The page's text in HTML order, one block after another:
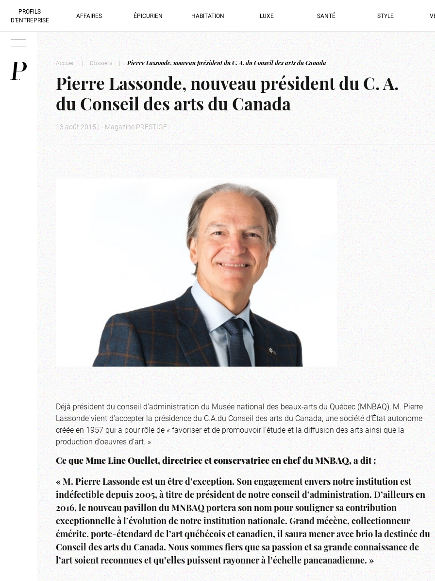
PROFILS
D’ENTREPRISE
AFFAIRES ÉPICURIEN HABITATION LUXE SANTÉ STYLE
Accueil | Dossiers | Pierre Lassonde, nouveau président du C. A. du Conseil des arts du Canada
Pierre Lassonde, nouveau président du C. A.
du Conseil des arts du Canada
13 août 2015 | - Magazine PRESTIGE -
Déjà président du conseil d’administration du Musée national des beaux-arts du Québec (MNBAQ), M. Pierre
Lassonde vient d'accepter la présidence du C.A.du Conseil des arts du Canada, une société d’État autonome
créée en 1957 qui a pour rôle de « favoriser et de promouvoir l’étude et la diffusion des arts ainsi que la
production d’oeuvres d’art. »
Ce que Mme Line Ouellet, directrice et conservatrice en chef du MNBAQ, a dit :
« M. Pierre Lassonde est un être d’exception. Son engagement envers notre institution est
indéfectible depuis 2005, à titre de président de notre conseil d’administration. D’ailleurs en
2016, le nouveau pavillon du MNBAQ portera son nom pour souligner sa contribution
exceptionnelle à l’évolution de notre institution nationale. Grand mécène, collectionneur
émérite, porte-étendard de l’art québécois et canadien, il saura mener avec brio la destinée du
Conseil des arts du Canada. Nous sommes fiers que sa passion et sa grande connaissance de
l’art soient reconnues et qu’elles puissent rayonner à l’échelle pancanadienne. »